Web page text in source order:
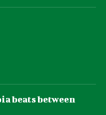
beats between